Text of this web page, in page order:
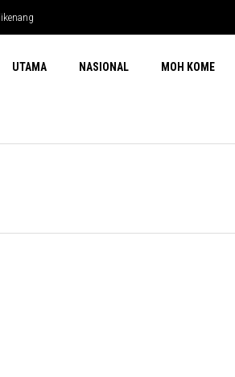
UTAMA NASIONAL MOH KOME